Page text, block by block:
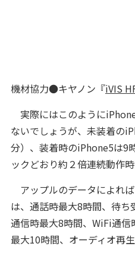
機材協力●キヤノン『iVIS
実際にはこのように
ないでしょうが、未装着の
分）、装着時のiPhone5は9
ックどおり約２倍連続動作
アップルのデータによれ
は、通話時最大8時間、待
通信時最大8時間、WiFi通
最大10時間、オーディオ再